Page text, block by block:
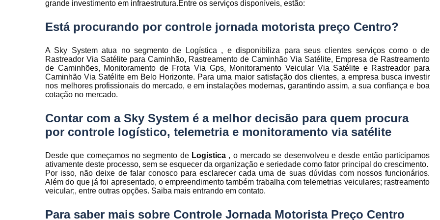
Rastreamento
Rastreamento
Sensores de
fadiga
Sistema de
gravação
Sistema de
rastreamentos
controle de
manutenção de
frota
Sistemas
veiculares
Telemetria
Gerenciamento
Gerenciamento de Frota
Gerenciamento de Frota Manutenção
Gerenciamento de Frota para
Empresa de Gestão de Frota de Veículos
Gestão de Frota Belo Horizonte
Gestão de Frota de Veículos
Gestão de Frota Minas Gerais
Gestão
Gestão de Frota de Veículos
grande investimento em infraestrutura.Entre os serviços disponíveis, estão:
Está procurando por controle jornada motorista preço Centro?
A Sky System atua no segmento de Logística , e disponibiliza para seus clientes serviços como o de
Rastreador Via Satélite para Caminhão, Rastreamento de Caminhão Via Satélite, Empresa de Rastreamento
de Caminhões, Monitoramento de Frota Via Gps, Monitoramento Veicular Via Satélite e Rastreador para
Caminhão Via Satélite em Belo Horizonte. Para uma maior satisfação dos clientes, a empresa busca investir
nos melhores profissionais do mercado, e em instalações modernas, garantindo assim, a sua confiança e boa
cotação no mercado.
Contar com a Sky System é a melhor decisão para quem procura
por controle logístico, telemetria e monitoramento via satélite
Desde que começamos no segmento de Logística , o mercado se desenvolveu e desde então participamos
ativamente deste processo, sem se esquecer da organização e seriedade como fator principal do crescimento.
Por isso, não deixe de falar conosco para esclarecer cada uma de suas dúvidas com nossos funcionários.
Além do que já foi apresentado, o empreendimento também trabalha com telemetrias veiculares; rastreamento
veicular;, entre outras opções. Saiba mais entrando em contato.
Para saber mais sobre Controle Jornada Motorista Preço Centro